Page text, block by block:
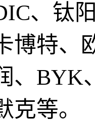
、钛
博特、
、BYK
克等。